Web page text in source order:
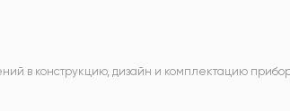
в конструкцию, дизайн и комплектацию